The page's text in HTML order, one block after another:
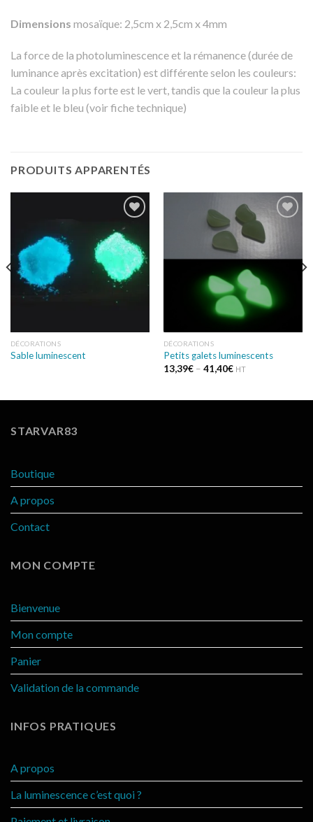
Dimensions mosaïque: 2,5cm x 2,5cm x 4mm
La force de la photoluminescence et la rémanence (durée de
luminance après excitation) est différente selon les couleurs:
La couleur la plus forte est le vert, tandis que la couleur la plus
faible et le bleu (voir fiche technique)
PRODUITS APPARENTÉS
Ajouter
à la
wishlist
DÉCORATIONS
Sable luminescent
DÉCORATIONS
Petits galets luminescents
13,39€– 41,40€ HT
STARVAR83
Boutique
A propos
Contact
MON COMPTE
Bienvenue
Mon compte
Panier
Validation de la commande
INFOS PRATIQUES
A propos
La luminescence c’est quoi ?